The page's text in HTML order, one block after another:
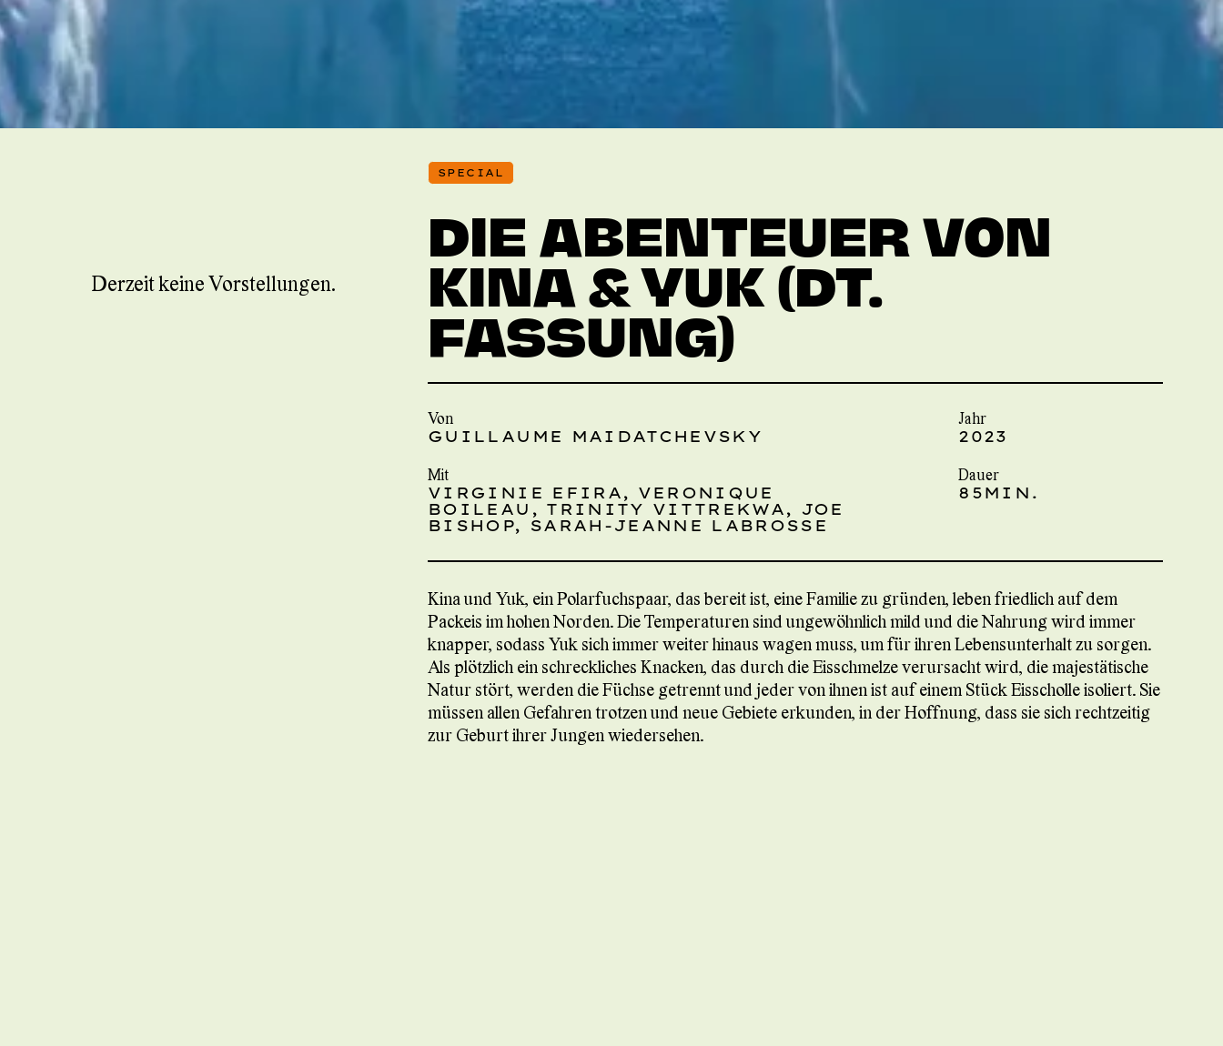
Derzeit keine Vorstellungen.
SPECIAL
DIE ABENTEUER VON
KINA & YUK (DT.
FASSUNG)
Von
GUILLAUME MAIDATCHEVSKY
Mit
VIRGINIE EFIRA, VERONIQUE
BOILEAU, TRINITY VITTREKWA, JOE
BISHOP, SARAH-JEANNE LABROSSE
Jahr
2023
Dauer
85MIN.
Kina und Yuk, ein Polarfuchspaar, das bereit ist, eine Familie zu gründen, leben friedlich auf dem
Packeis im hohen Norden. Die Temperaturen sind ungewöhnlich mild und die Nahrung wird immer
knapper, sodass Yuk sich immer weiter hinaus wagen muss, um für ihren Lebensunterhalt zu sorgen.
Als plötzlich ein schreckliches Knacken, das durch die Eisschmelze verursacht wird, die majestätische
Natur stört, werden die Füchse getrennt und jeder von ihnen ist auf einem Stück Eisscholle isoliert. Sie
müssen allen Gefahren trotzen und neue Gebiete erkunden, in der Hoffnung, dass sie sich rechtzeitig
zur Geburt ihrer Jungen wiedersehen.